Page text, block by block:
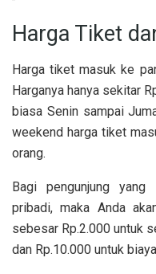
Harga Tiket
Harga tiket masuk ke
Harganya hanya sekitar
biasa Senin sampai
weekend harga tiket
orang.
Bagi pengunjung yang
pribadi, maka Anda
sebesar Rp.2.000 untuk
dan Rp.10.000 untuk